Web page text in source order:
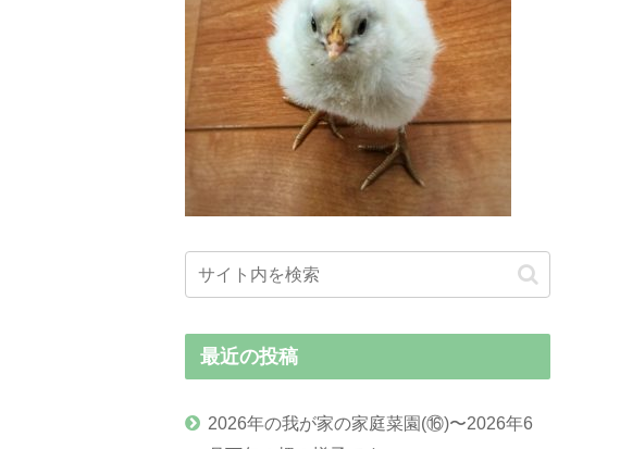
最近の投稿
2026年の我が家の家庭菜園(⑯)〜2026年6